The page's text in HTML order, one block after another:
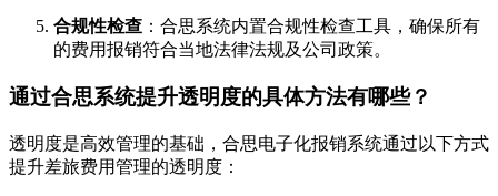
合规性检查 ：合思系统内置合规性检查工具，确保所有
的费用报销符合当地法律法规及公司政策。
通过合思系统提升透明度的具体方法有哪些？
透明度是高效管理的基础，合思电子化报销系统通过以下方式
提升差旅费用管理的透明度：